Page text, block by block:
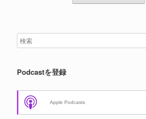
Podcastを登録
Apple Podcasts